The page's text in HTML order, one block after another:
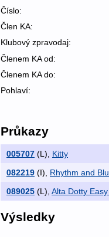
Číslo:
Člen KA:
Klubový zpravodaj:
Členem KA od:
Členem KA do:
Pohlaví:
Průkazy
005707 (L)
Kitty
082219 (I)
Rhythm and
089025 (L) Alta Dotty
Výsledky